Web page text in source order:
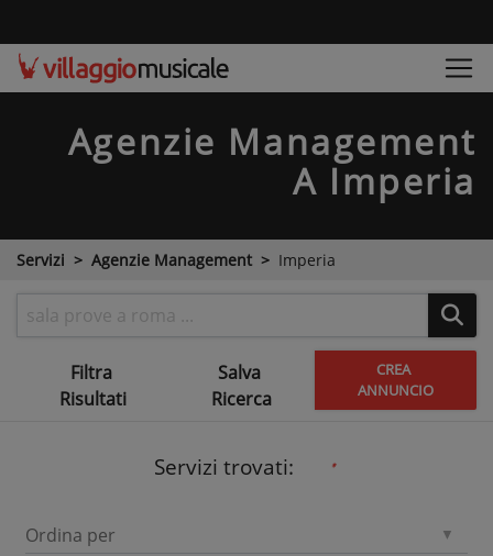
Agenzie Management
A Imperia
Servizi Agenzie Management Imperia
Filtra
Risultati
Salva
Ricerca
CREA
ANNUNCIO
Servizi trovati:
Ordina per